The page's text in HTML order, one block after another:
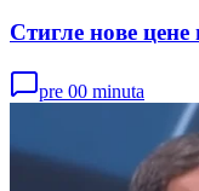
Стигле нове
pre 00 minuta